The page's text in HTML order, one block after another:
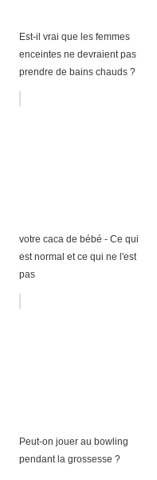
Est-il vrai que les femmes
enceintes ne devraient pas
prendre de bains chauds ?
votre caca de bébé - Ce qui
est normal et ce qui ne l'est
pas
Peut-on jouer au bowling
pendant la grossesse ?